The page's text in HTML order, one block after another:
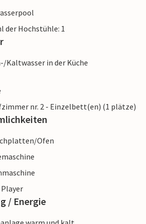
Belebtere Touristenorte
und Einkaufsmöglichkeiten
Ausflug kehren Sie jederzeit
ausklingen. Die Villa „Desol“
Außenbereich umgeben.
Ort zum Einkaufen und
der örtlichen Küstenregion sind
ist in einer Stunde erreichbar.
der Hochstühle: 1
Kaltwasser in der Küche
nr. 2 - Einzelbett(en) (1 plätze)
Ofen
Player
/ Energie